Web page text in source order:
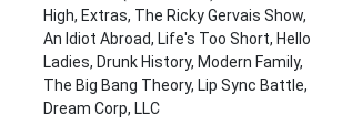
High, Extras, The Ricky Gervais Show,
An Idiot Abroad, Life's Too Short, Hello
Ladies, Drunk History, Modern Family,
The Big Bang Theory, Lip Sync Battle,
Dream Corp, LLC